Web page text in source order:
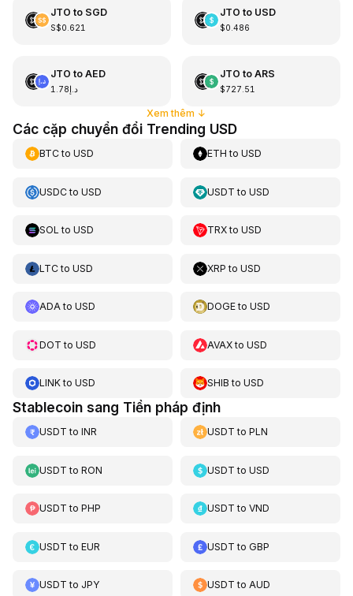
JTO to SGD
S$0.621
JTO to USD
$0.486
JTO to AED
د.إ1.78
JTO to ARS
$727.51
Xem thêm ↓
Các cặp chuyển đổi Trending USD
BTCto USD ETH toUSD
USDCto USD USDT toUSD
SOL to USD TRXtoUSD
LTCto USD XRP toUSD
ADAto USD DOGEtoUSD
DOT to USD AVAXtoUSD
LINKto USD SHIB toUSD
Stablecoin sang Tiền pháp định
USDT to INR USDT toPLN
USDT to RON USDT toUSD
USDT to PHP USDT toVND
USDT to EUR USDT toGBP
USDT to JPY USDT toAUD